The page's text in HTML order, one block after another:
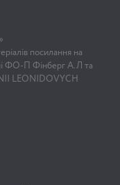
посилання на
ФО-П Фінберг А.Л та
LEONIDOVYCH